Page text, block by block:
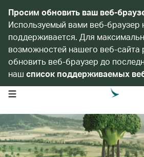
Просим обновить ваш веб-
Используемый вами веб-браузер
поддерживается. Для
возможностей нашего веб-сайта
обновить веб-браузер до
наш список поддерживаемых
open navigation menu